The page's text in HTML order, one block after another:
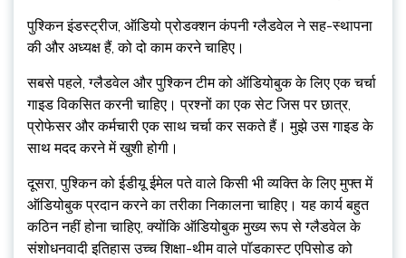
पुश्किन इंडस्ट्रीज, ऑडियो प्रोडक्शन कंपनी ग्लैडवेल ने सह-स्थापना
की और अध्यक्ष हैं, को दो काम करने चाहिए।
सबसे पहले, ग्लैडवेल और पुश्किन टीम को ऑडियोबुक के लिए एक चर्चा
गाइड विकसित करनी चाहिए। प्रश्नों का एक सेट जिस पर छात्र,
प्रोफेसर और कर्मचारी एक साथ चर्चा कर सकते हैं। मुझे उस गाइड के
साथ मदद करने में खुशी होगी।
दूसरा, पुश्किन को ईडीयू ईमेल पते वाले किसी भी व्यक्ति के लिए मुफ्त में
ऑडियोबुक प्रदान करने का तरीका निकालना चाहिए। यह कार्य बहुत
कठिन नहीं होना चाहिए, क्योंकि ऑडियोबुक मुख्य रूप से ग्लैडवेल के
संशोधनवादी इतिहास उच्च शिक्षा-थीम वाले पॉडकास्ट एपिसोड को